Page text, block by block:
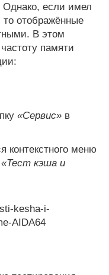
Однако, если имел
то отображённые
В этом
памяти
«Сервис» в
контекстного меню
«Тест кэша и